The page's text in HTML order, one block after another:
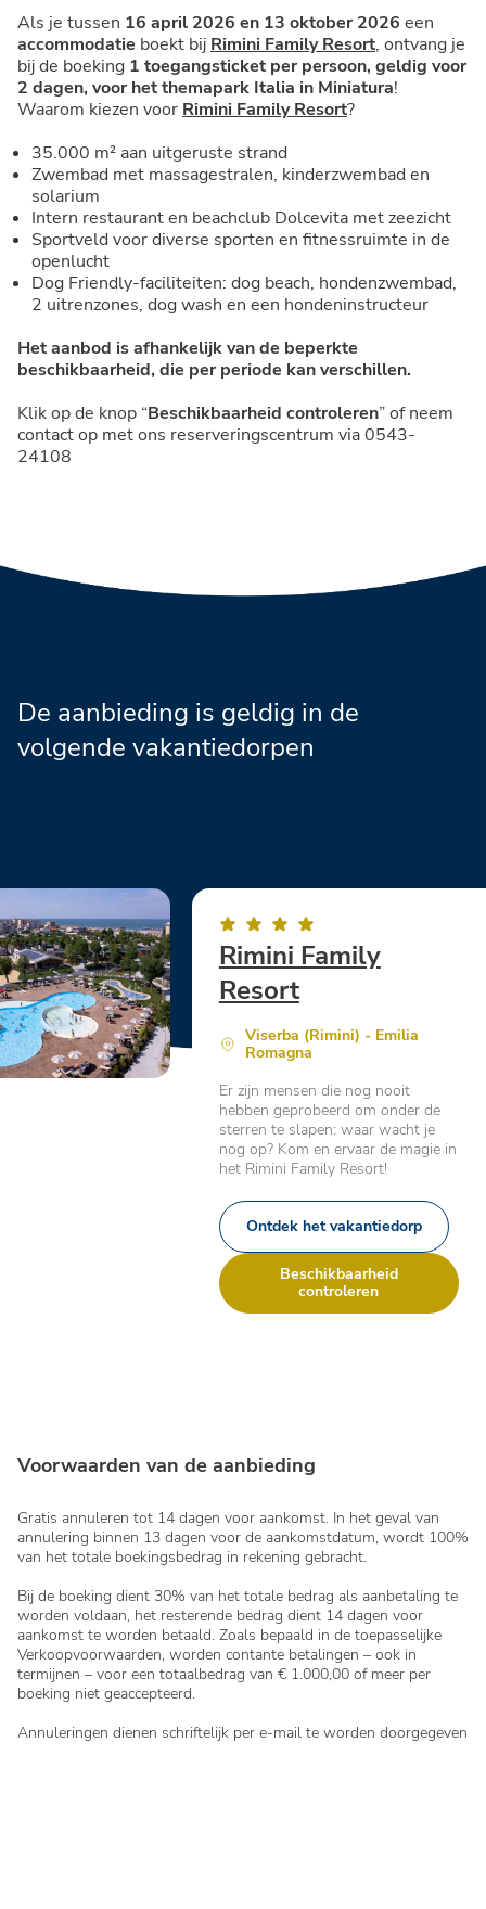
Als je tussen 16 april 2026 en 13 oktober 2026 een
accommodatie boekt bij Rimini Family Resort, ontvang je
bij de boeking 1 toegangsticket per persoon, geldig voor
2 dagen, voor het themapark Italia in Miniatura!
Waarom kiezen voor Rimini Family Resort?
35.000 m² aan uitgeruste strand
Zwembad met massagestralen, kinderzwembad en
solarium
Intern restaurant en beachclub Dolcevita met zeezicht
Sportveld voor diverse sporten en fitnessruimte in de
openlucht
Dog Friendly-faciliteiten: dog beach, hondenzwembad,
2 uitrenzones, dog wash en een hondeninstructeur
Het aanbod is afhankelijk van de beperkte
beschikbaarheid, die per periode kan verschillen.
Klik op de knop “Beschikbaarheid controleren” of neem
contact op met ons reserveringscentrum via 0543-
24108
De aanbieding is geldig in de
volgende vakantiedorpen
Rimini Family
Resort
Viserba (Rimini) - Emilia
Romagna
Er zijn mensen die nog nooit
hebben geprobeerd om onder de
sterren te slapen: waar wacht je
nog op? Kom en ervaar de magie in
het Rimini Family Resort!
Ontdek het vakantiedorp
Beschikbaarheid
controleren
Voorwaarden van de aanbieding
Gratis annuleren tot 14 dagen voor aankomst. In het geval van
annulering binnen 13 dagen voor de aankomstdatum, wordt 100%
van het totale boekingsbedrag in rekening gebracht.
Bij de boeking dient 30% van het totale bedrag als aanbetaling te
worden voldaan, het resterende bedrag dient 14 dagen voor
aankomst te worden betaald. Zoals bepaald in de toepasselijke
Verkoopvoorwaarden, worden contante betalingen – ook in
termijnen – voor een totaalbedrag van € 1.000,00 of meer per
boeking niet geaccepteerd.
Annuleringen dienen schriftelijk per e-mail te worden doorgegeven